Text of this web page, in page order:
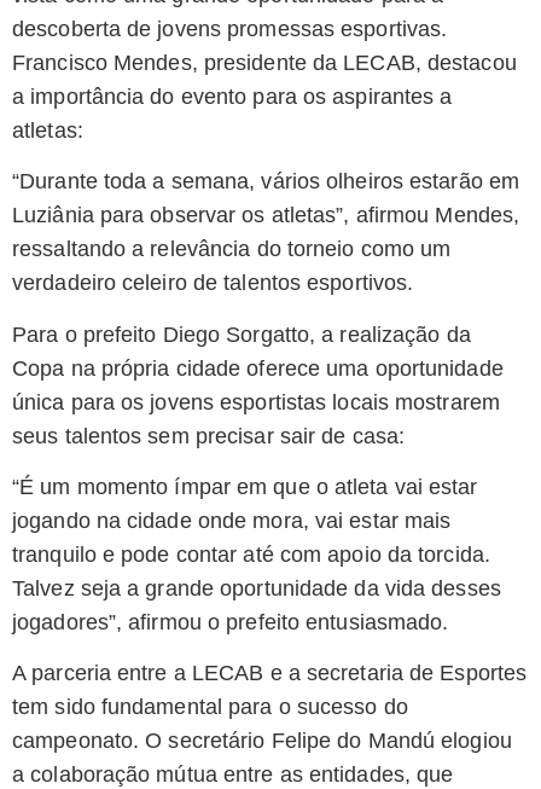
descoberta de jovens promessas esportivas.
Francisco Mendes, presidente da LECAB, destacou
a importância do evento para os aspirantes a
atletas:
“Durante toda a semana, vários olheiros estarão em
Luziânia para observar os atletas”, afirmou Mendes,
ressaltando a relevância do torneio como um
verdadeiro celeiro de talentos esportivos.
Para o prefeito Diego Sorgatto, a realização da
Copa na própria cidade oferece uma oportunidade
única para os jovens esportistas locais mostrarem
seus talentos sem precisar sair de casa:
“É um momento ímpar em que o atleta vai estar
jogando na cidade onde mora, vai estar mais
tranquilo e pode contar até com apoio da torcida.
Talvez seja a grande oportunidade da vida desses
jogadores”, afirmou o prefeito entusiasmado.
A parceria entre a LECAB e a secretaria de Esportes
tem sido fundamental para o sucesso do
campeonato. O secretário Felipe do Mandú elogiou
a colaboração mútua entre as entidades, que